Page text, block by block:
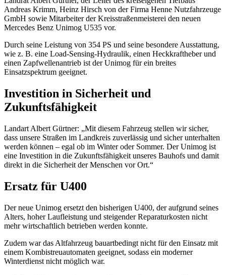
Andreas Krimm, Heinz Hirsch von der Firma Henne Nutzfahrzeuge
GmbH sowie Mitarbeiter der Kreisstraßenmeisterei den neuen
Mercedes Benz Unimog U535 vor.
Durch seine Leistung von 354 PS und seine besondere Ausstattung,
wie z. B. eine Load-Sensing-Hydraulik, einen Heckkraftheber und
einen Zapfwellenantrieb ist der Unimog für ein breites
Einsatzspektrum geeignet.
Investition in Sicherheit und
Zukunftsfähigkeit
Landart Albert Gürtner: „Mit diesem Fahrzeug stellen wir sicher,
dass unsere Straßen im Landkreis zuverlässig und sicher unterhalten
werden können – egal ob im Winter oder Sommer. Der Unimog ist
eine Investition in die Zukunftsfähigkeit unseres Bauhofs und damit
direkt in die Sicherheit der Menschen vor Ort.“
Ersatz für U400
Der neue Unimog ersetzt den bisherigen U400, der aufgrund seines
Alters, hoher Laufleistung und steigender Reparaturkosten nicht
mehr wirtschaftlich betrieben werden konnte.
Zudem war das Altfahrzeug bauartbedingt nicht für den Einsatz mit
einem Kombistreuautomaten geeignet, sodass ein moderner
Winterdienst nicht möglich war.